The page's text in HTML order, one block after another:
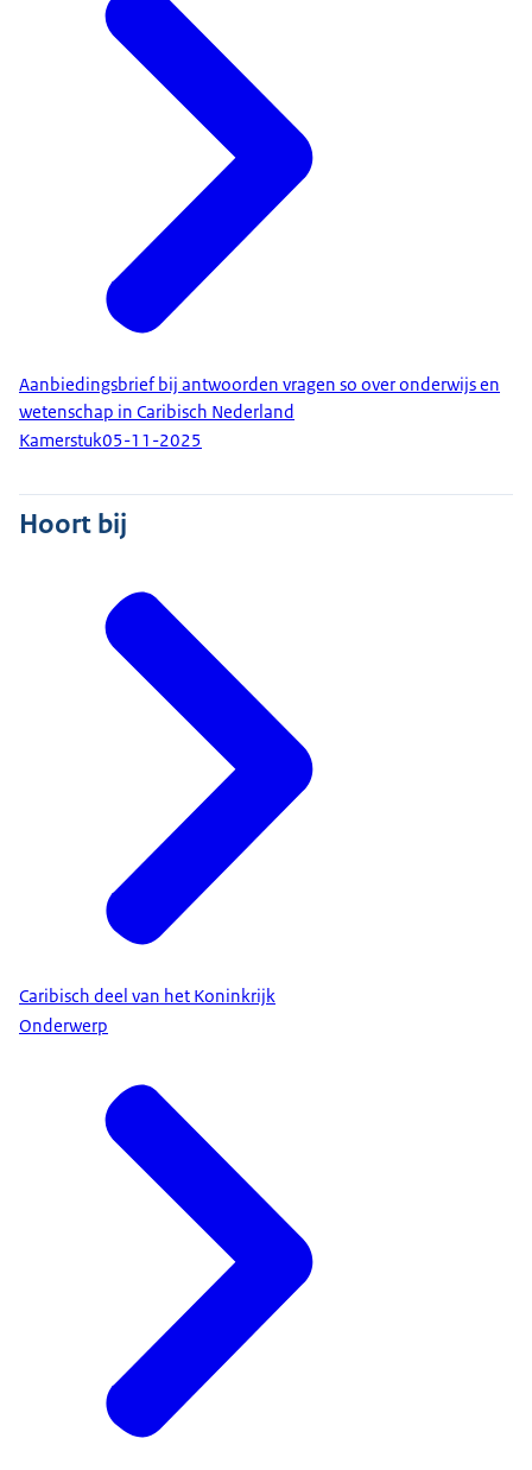
Aanbiedingsbrief bij antwoorden vragen so over onderwijs en
wetenschap in Caribisch Nederland
Kamerstuk05-11-2025
Hoort bij
Caribisch deel van het Koninkrijk
Onderwerp